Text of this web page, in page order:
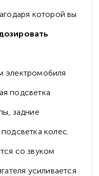
которой вы
электромобиля
подсветка
задние
колес.
со звуком
усиливается